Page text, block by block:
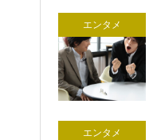
エンタメ
エンタメ